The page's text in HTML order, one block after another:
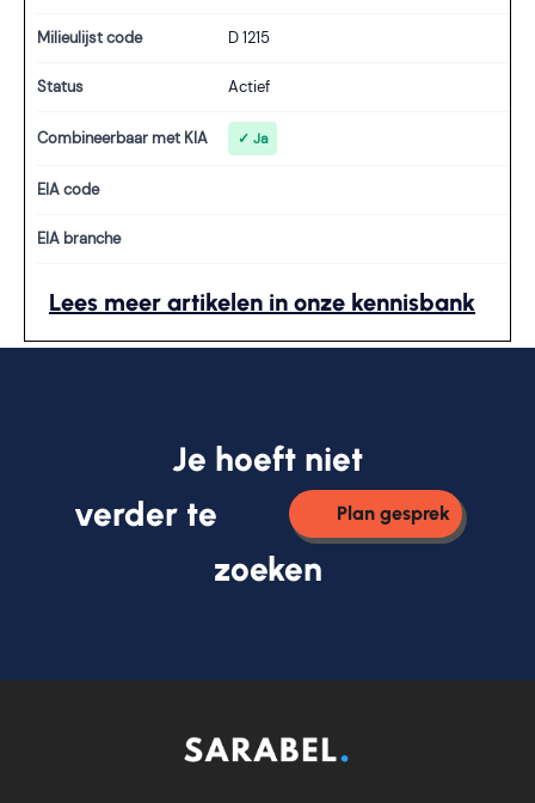
Milieulijst code D 1215
Status Actief
Combineerbaar met KIA ✓ Ja
EIA code
EIA branche
Lees meer artikelen in onze kennisbank
Je hoeft niet
verder te
Plan gesprek
zoeken